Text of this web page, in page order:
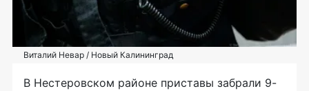
Виталий Невар / Новый Калининград
В Нестеровском районе приставы забрали 9-